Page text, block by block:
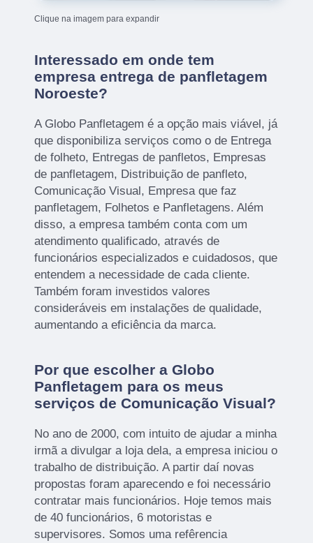
Clique na imagem para expandir
Interessado em onde tem
empresa entrega de panfletagem
Noroeste?
A Globo Panfletagem é a opção mais viável, já
que disponibiliza serviços como o de Entrega
de folheto, Entregas de panfletos, Empresas
de panfletagem, Distribuição de panfleto,
Comunicação Visual, Empresa que faz
panfletagem, Folhetos e Panfletagens. Além
disso, a empresa também conta com um
atendimento qualificado, através de
funcionários especializados e cuidadosos, que
entendem a necessidade de cada cliente.
Também foram investidos valores
consideráveis em instalações de qualidade,
aumentando a eficiência da marca.
Por que escolher a Globo
Panfletagem para os meus
serviços de Comunicação Visual?
No ano de 2000, com intuito de ajudar a minha
irmã a divulgar a loja dela, a empresa iniciou o
trabalho de distribuição. A partir daí novas
propostas foram aparecendo e foi necessário
contratar mais funcionários. Hoje temos mais
de 40 funcionários, 6 motoristas e
supervisores. Somos uma refêrencia